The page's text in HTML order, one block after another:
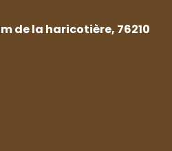
de la haricotière, 76210